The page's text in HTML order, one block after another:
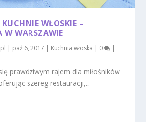
WŁOSKIE –
W WARSZAWIE
| paź 6, 2017 | Kuchnia włoska | 0 |
prawdziwym rajem dla miłośników
szereg restauracji,...